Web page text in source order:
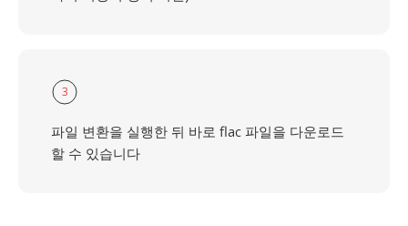
3
파일 변환을 실행한 뒤 바로 flac 파일을 다운로드
할 수 있습니다